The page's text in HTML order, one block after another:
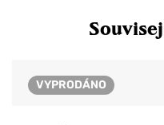
VYPRODÁNO